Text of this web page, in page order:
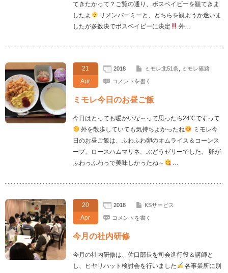
てきたかって？ご覧の通り、ボスベイビーを観てきま
したよ
リメンバーミーと、どちらを観ようか迷いま
したが多数決でボスベイビーに決定
外…
21
Apr
2018 ミモレ北51条, ミモレ篠路
コメントを書く
ミモレ今日のお昼ご飯
今日はとっても暖かいな～って思ったら24℃ですって
外を散歩していても気持ちよかったね
ミモレ今
日のお昼ご飯は、ふわふわ卵のオムライス＆コーンス
ープ、ロースハムマリネ、ぶどうゼリーでした。 卵が
ふわっふわっで美味しかったね～
…
20
Apr
2018 KSサービス
コメントを書く
今月の社内研修
今月の社内研修は、佐口部長を司会進行役＆講師と
し、ヒヤリハット検討会を行いました
各事業所に別